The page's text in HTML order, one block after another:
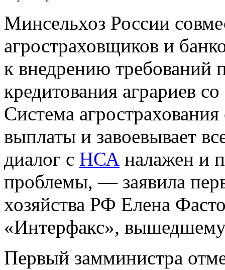
Минсельхоз России
агростраховщиков и
к внедрению требований
кредитования аграриев
Система
выплаты и завоевывает
диалог с НСА налажен и
проблемы, — заявила
хозяйства РФ Елена
«Интерфакс»,
Первый замминистра